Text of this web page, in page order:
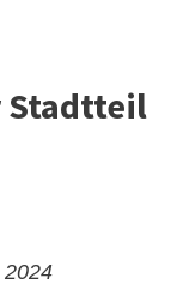
Stadtteil